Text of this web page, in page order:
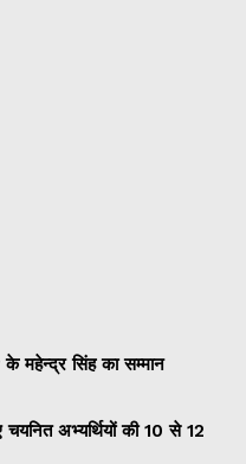
महेन्द्र सिंह का सम्मान
चयनित अभ्यर्थियों की 10 से 12